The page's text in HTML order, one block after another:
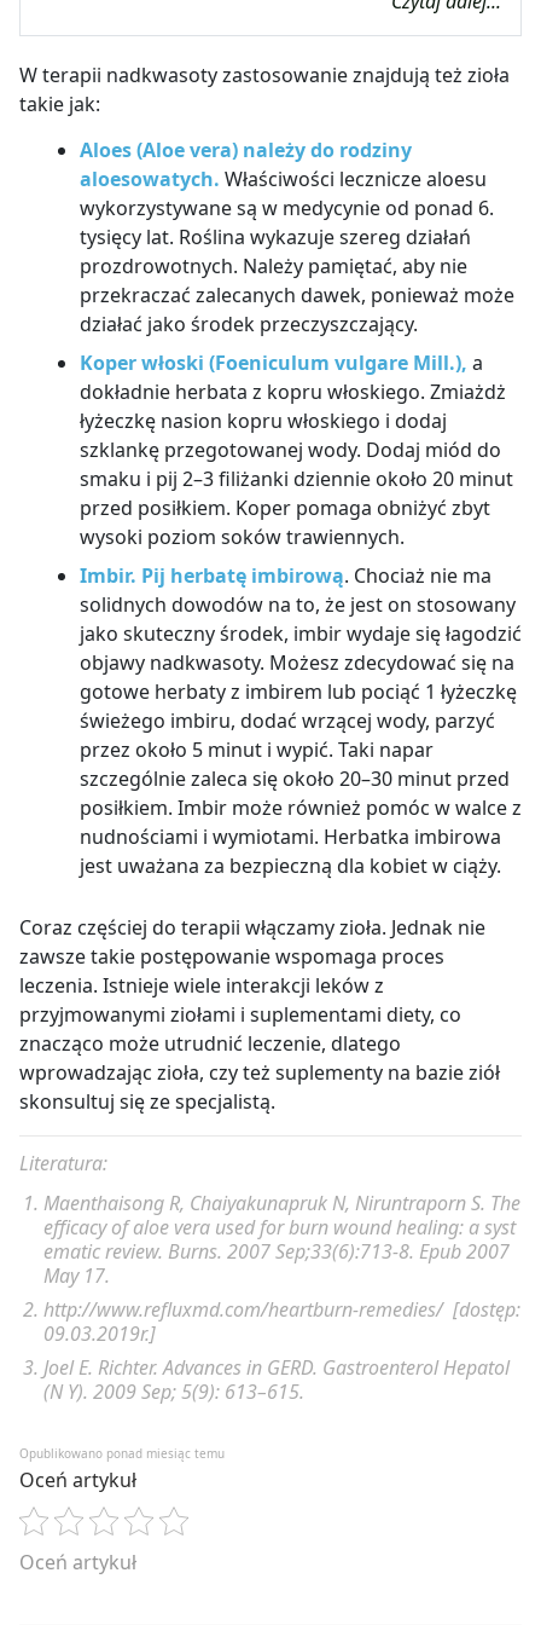
W terapii nadkwasoty zastosowanie znajdują też zioła
takie jak:
Aloes (Aloe vera) należy do rodziny
aloesowatych. Właściwości lecznicze aloesu
wykorzystywane są w medycynie od ponad 6.
tysięcy lat. Roślina wykazuje szereg działań
prozdrowotnych. Należy pamiętać, aby nie
przekraczać zalecanych dawek, ponieważ może
działać jako środek przeczyszczający.
Koper włoski (Foeniculum vulgare Mill.), a
dokładnie herbata z kopru włoskiego. Zmiażdż
łyżeczkę nasion kopru włoskiego i dodaj
szklankę przegotowanej wody. Dodaj miód do
smaku i pij 2–3 filiżanki dziennie około 20 minut
przed posiłkiem. Koper pomaga obniżyć zbyt
wysoki poziom soków trawiennych.
Imbir. Pij herbatę imbirową. Chociaż nie ma
solidnych dowodów na to, że jest on stosowany
jako skuteczny środek, imbir wydaje się łagodzić
objawy nadkwasoty. Możesz zdecydować się na
gotowe herbaty z imbirem lub pociąć 1 łyżeczkę
świeżego imbiru, dodać wrzącej wody, parzyć
przez około 5 minut i wypić. Taki napar
szczególnie zaleca się około 20–30 minut przed
posiłkiem. Imbir może również pomóc w walce z
nudnościami i wymiotami. Herbatka imbirowa
jest uważana za bezpieczną dla kobiet w ciąży.
Coraz częściej do terapii włączamy zioła. Jednak nie
zawsze takie postępowanie wspomaga proces
leczenia. Istnieje wiele interakcji leków z
przyjmowanymi ziołami i suplementami diety, co
znacząco może utrudnić leczenie, dlatego
wprowadzając zioła, czy też suplementy na bazie ziół
skonsultuj się ze specjalistą.
Literatura:
Maenthaisong R, Chaiyakunapruk N, Niruntraporn S. The
efficacy of aloe vera used for burn wound healing: a syst
ematic review. Burns. 2007 Sep;33(6):713-8. Epub 2007
May 17.
http://www.refluxmd.com/heartburn-remedies/ [dostęp:
09.03.2019r.]
Joel E. Richter. Advances in GERD. Gastroenterol Hepatol
(N Y). 2009 Sep; 5(9): 613–615.
Opublikowano ponad miesiąc temu
Oceń artykuł
Oceń artykuł